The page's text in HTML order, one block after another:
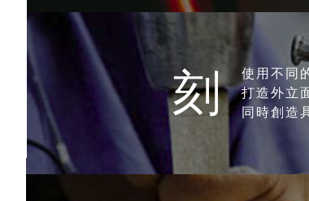
刻
使用不同
打造外立
同時創造